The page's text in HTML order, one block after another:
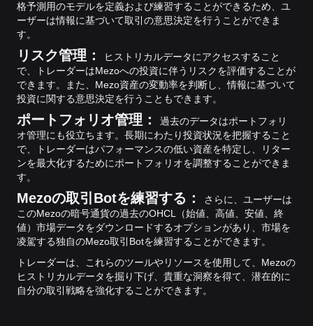
格予測用のモデルを定義および練習することができるため、ユ
ーザーは情報に基づいて取引の意思決定を行うことができま
す。
リスク管理：
ヒストリカルデータにアクセスすること
で、トレーダーはMezoへの投資に伴うリスクを評価することが
できます。また、Mezo資産の変動率を判断し、情報に基づいて
投資に関する意思決定を行うこともできます。
ポートフォリオ管理：
過去のデータはポートフォリ
オ管理にも役立ちます。長期にわたり投資状況を把握すること
で、トレーダーはパフォーマンスの低い資産を特定し、リター
ンを最大化するためにポートフォリオを調整することができま
す。
Mezoの取引Botを練習する：
さらに、ユーザーは
このMezoの暗号通貨の過去のOHCL（始値、高値、安値、終
値）市場データをダウンロードするオプションがあり、市場を
凌駕する独自のMezo取引Botを練習することができます。
トレーダーは、これらのツールやリソースを使用して、Mezoの
ヒストリカルデータを掘り下げ、貴重な洞察を得て、潜在的に
自分の取引戦略を強化することができます。